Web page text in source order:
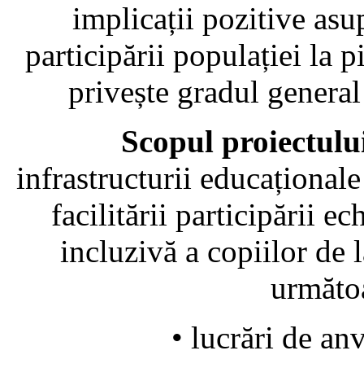
implicații pozitive
participării populației la
privește gradul
Scopul
infrastructurii
facilitării participării
incluzivă a copiilor de
• lucrări de